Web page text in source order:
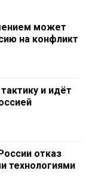
может
на конфликт
и идёт
отказ
технологиями